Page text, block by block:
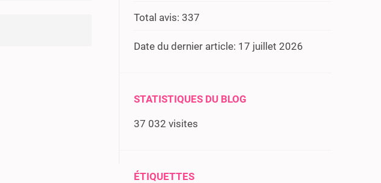
Total avis: 337
Date du dernier article: 17 juillet 2026
STATISTIQUES DU BLOG
37 032 visites
ÉTIQUETTES